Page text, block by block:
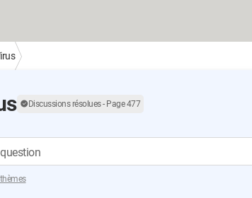
Discussions résolues - Page 477